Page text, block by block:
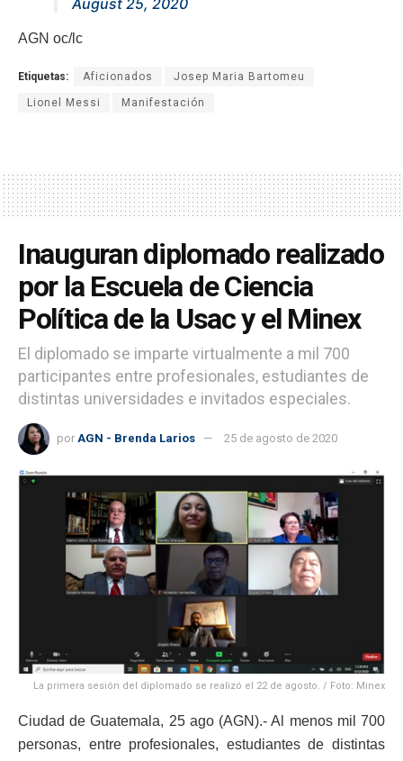
AGN oc/lc
Etiquetas: Aficionados Josep Maria Bartomeu
Lionel Messi Manifestación
Inauguran diplomado realizado
por la Escuela de Ciencia
Política de la Usac y el Minex
El diplomado se imparte virtualmente a mil 700
participantes entre profesionales, estudiantes de
distintas universidades e invitados especiales.
por AGN - Brenda Larios 25 de agosto de 2020
La primera sesión del diplomado se realizó el 22 de agosto. / Foto: Minex
Ciudad de Guatemala, 25 ago (AGN).- Al menos mil 700
personas, entre profesionales, estudiantes de distintas